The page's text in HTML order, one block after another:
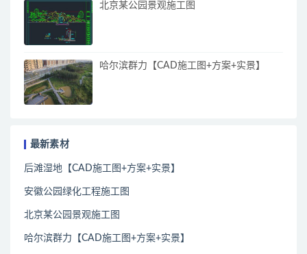
北京某公园景观施工图
哈尔滨群力【CAD施工图+方案+实景】
最新素材
后滩湿地【CAD施工图+方案+实景】
安徽公园绿化工程施工图
北京某公园景观施工图
哈尔滨群力【CAD施工图+方案+实景】